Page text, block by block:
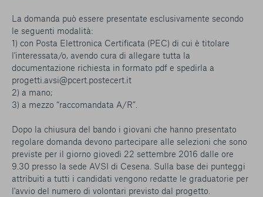
La domanda può essere presentate esclusivamente secondo
le seguenti modalità:
1) con Posta Elettronica Certificata (PEC) di cui è titolare
l'interessata/o, avendo cura di allegare tutta la
documentazione richiesta in formato pdf e spedirla a
progetti.avsi@pcert.postecert.it
2) a mano;
3) a mezzo “raccomandata A/R”.
Dopo la chiusura del bando i giovani che hanno presentato
regolare domanda devono partecipare alle selezioni che sono
previste per il giorno giovedì 22 settembre 2016 dalle ore
9.30 presso la sede AVSI di Cesena. Sulla base dei punteggi
attribuiti a tutti i candidati vengono redatte le graduatorie per
l'avvio del numero di volontari previsto dal progetto.